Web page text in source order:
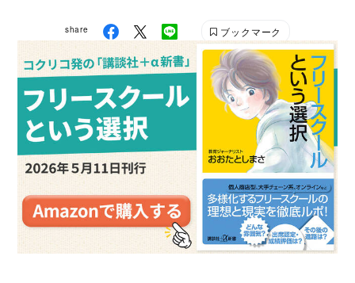
share ブックマーク